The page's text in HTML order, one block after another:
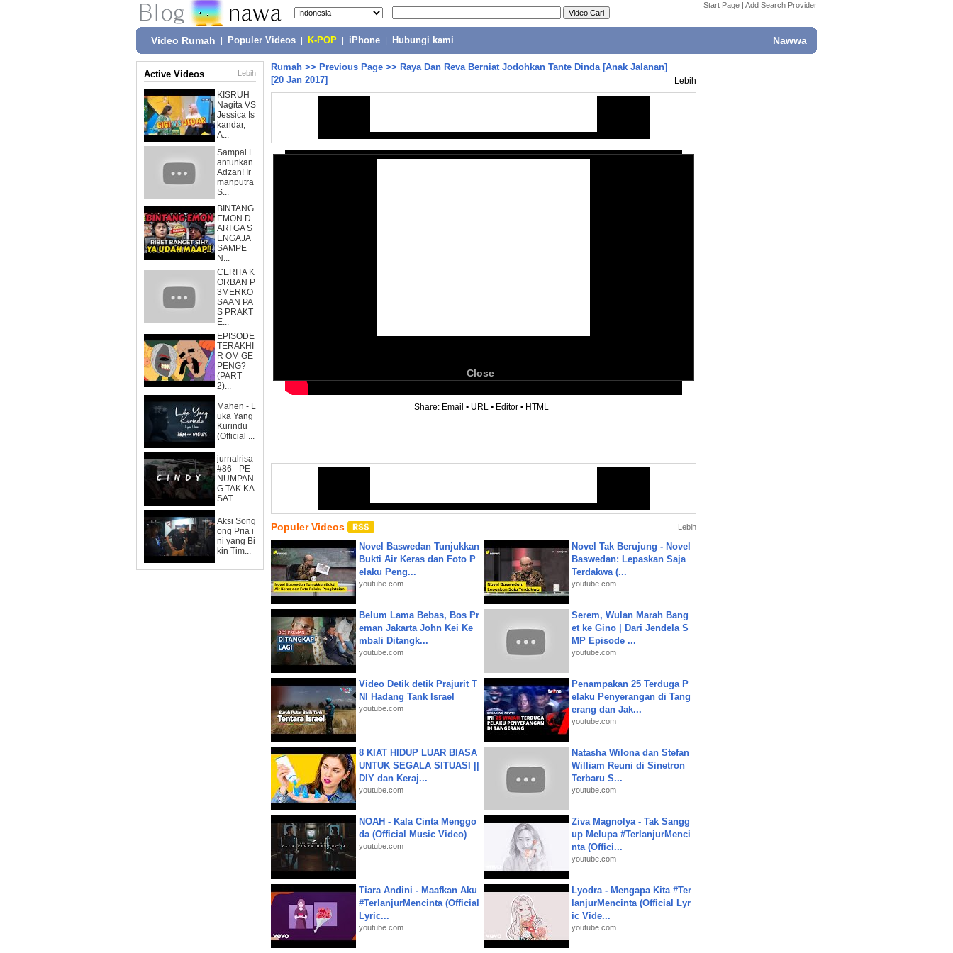
Start Page | Add Search Provider
Video Rumah Populer Videos K-POP iPhone Hubungi kami Nawwa
Active Videos Lebih
KISRUH
Nagita VS
Jessica Is
kandar,
A...
Sampai L
antunkan
Adzan! Ir
manputra
S...
BINTANG
EMON D
ARI GA S
ENGAJA
SAMPE
N...
CERITA K
ORBAN P
3MERKO
SAAN PA
S PRAKT
E...
EPISODE
TERAKHI
R OM GE
PENG?
(PART
2)...
Mahen - L
uka Yang
Kurindu
(Official ...
jurnalrisa
#86 - PE
NUMPAN
G TAK KA
SAT...
Aksi Song
ong Pria i
ni yang Bi
kin Tim...
Rumah >> Previous Page >> Raya Dan Reva Berniat Jodohkan Tante Dinda [Anak Jalanan]
[20 Jan 2017]
Lebih
Close
Share: Email • URL • Editor • HTML
Populer Videos Lebih
Novel Baswedan Tunjukkan
Bukti Air Keras dan Foto P
elaku Peng...
youtube.com
Novel Tak Berujung - Novel
Baswedan: Lepaskan Saja
Terdakwa (...
youtube.com
Belum Lama Bebas, Bos Pr
eman Jakarta John Kei Ke
mbali Ditangk...
youtube.com
Serem, Wulan Marah Bang
et ke Gino | Dari Jendela S
MP Episode ...
youtube.com
Video Detik detik Prajurit T
NI Hadang Tank Israel
youtube.com
Penampakan 25 Terduga P
elaku Penyerangan di Tang
erang dan Jak...
youtube.com
8 KIAT HIDUP LUAR BIASA
UNTUK SEGALA SITUASI ||
DIY dan Keraj...
youtube.com
Natasha Wilona dan Stefan
William Reuni di Sinetron
Terbaru S...
youtube.com
NOAH - Kala Cinta Menggo
da (Official Music Video)
youtube.com
Ziva Magnolya - Tak Sangg
up Melupa #TerlanjurMenci
nta (Offici...
youtube.com
Tiara Andini - Maafkan Aku
#TerlanjurMencinta (Official
Lyric...
youtube.com
Lyodra - Mengapa Kita #Ter
lanjurMencinta (Official Lyr
ic Vide...
youtube.com